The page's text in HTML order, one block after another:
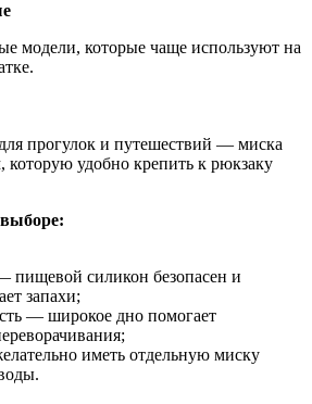
модели, которые чаще используют на
прогулок и путешествий — миска
которую удобно крепить к рюкзаку
пищевой силикон безопасен и
запахи;
— широкое дно помогает
иметь отдельную миску